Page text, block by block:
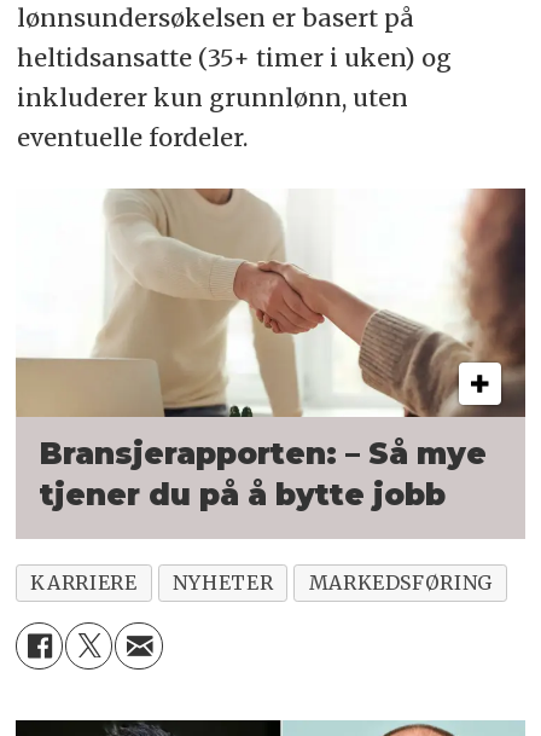
lønnsundersøkelsen er basert på
heltidsansatte (35+ timer i uken) og
inkluderer kun grunnlønn, uten
eventuelle fordeler.
Bransjerapporten: – Så mye
tjener du på å bytte jobb
KARRIERE NYHETER MARKEDSFØRING